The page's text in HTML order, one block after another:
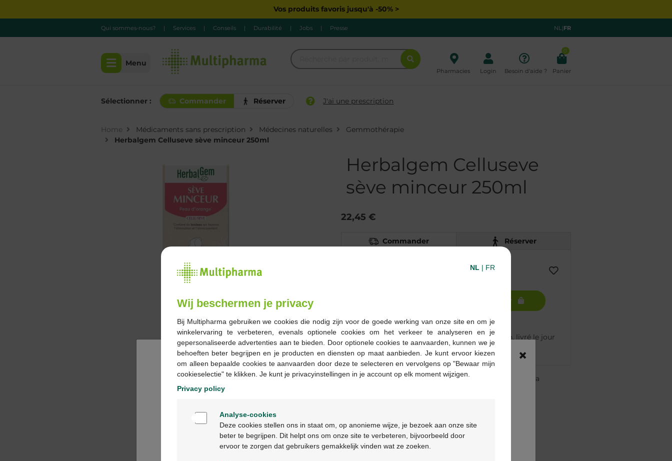
Vos produits favoris jusqu'à -50% >
Qui sommes-nous? | Services | Conseils | Durabilité | Jobs | Presse NL|FR
Menu
Pharmacies Login Besoin d'aide ?
0
Panier
Sélectionner : Commander Réserver J'ai une prescription
Home Médicaments sans prescription Médecines naturelles
Gemmothérapie
Herbalgem Celluseve sève minceur 250ml
Herbalgem Celluseve
sève minceur 250ml
22,45 €
Commander Réserver
Quantité max. = 3
Les jours ouvrables commandé avant 12h, livré le jour
ouvrable suivant
Livraisongratuite dans votre pharmacie Multipharma
Description du produit
×
Ga verder in het nederlands
NL | FR
Wij beschermen je privacy
Bij Multipharma gebruiken we cookies die nodig zijn voor de goede werking van onze site en om je
winkelervaring te verbeteren, evenals optionele cookies om het verkeer te analyseren en je
gepersonaliseerde advertenties aan te bieden. Door optionele cookies te aanvaarden, kunnen we je
behoeften beter begrijpen en je producten en diensten op maat aanbieden. Je kunt ervoor kiezen
om alleen bepaalde cookies te aanvaarden door deze te selecteren en vervolgens op "Bewaar mijn
cookieselectie" te klikken. Je kunt je privacyinstellingen in je account op elk moment wijzigen.
Privacy policy
Analyse-cookies
Deze cookies stellen ons in staat om, op anonieme wijze, je bezoek aan onze site
beter te begrijpen. Dit helpt ons om onze site te verbeteren, bijvoorbeeld door
ervoor te zorgen dat gebruikers gemakkelijk vinden wat ze zoeken.